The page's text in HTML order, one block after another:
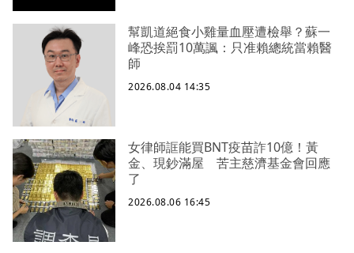
幫凱道絕食小雞量血壓遭檢舉？蘇一
峰恐挨罰10萬諷：只准賴總統當賴醫
師
2026.08.04 14:35
女律師誆能買BNT疫苗詐10億！黃
金、現鈔滿屋 苦主慈濟基金會回應
了
2026.08.06 16:45